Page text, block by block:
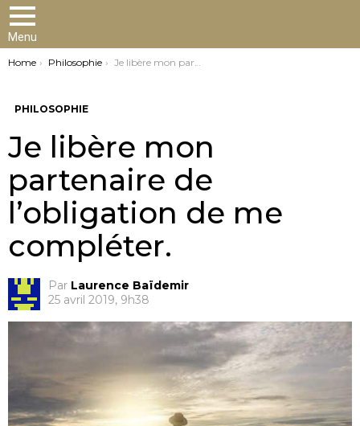
Menu
You are here:
Home Philosophie Je libère mon partenaire de l’obligation de me compléter.
PHILOSOPHIE
Je libère mon
partenaire de
l’obligation de me
compléter.
Par Laurence Baïdemir
25 avril 2019, 9h38